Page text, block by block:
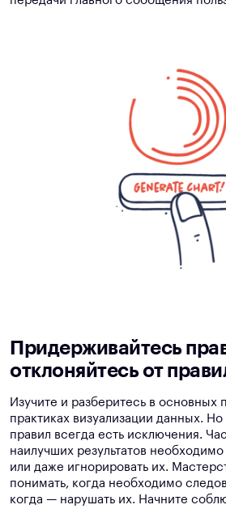
Придерживайтесь
отклоняйтесь от
Изучите и разберитесь в основных
практиках визуализации данных.
правил всегда есть исключения.
наилучших результатов необходимо
или даже игнорировать их.
понимать, когда необходимо
когда — нарушать их. Начните